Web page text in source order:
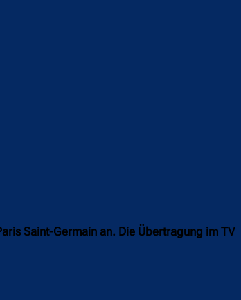
Saint-Germain an. Die Übertragung im TV